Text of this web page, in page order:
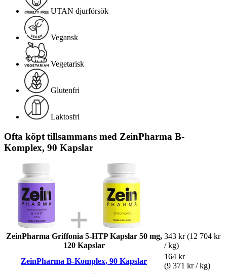
UTAN djurförsök
Vegansk
Vegetarisk
Glutenfri
Laktosfri
Ofta köpt tillsammans med ZeinPharma B-
Komplex, 90 Kapslar
ZeinPharma Griffonia 5-HTP Kapslar 50 mg,
120 Kapslar
343 kr (12 704 kr
/ kg)
ZeinPharma B-Komplex, 90 Kapslar
164 kr
(9 371 kr / kg)